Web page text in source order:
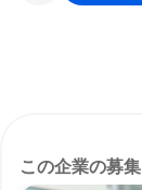
この企業の募集